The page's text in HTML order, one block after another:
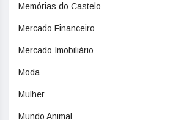
Memórias do Castelo
Mercado Financeiro
Mercado Imobiliário
Moda
Mulher
Mundo Animal